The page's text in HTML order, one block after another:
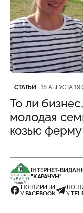
Категория
СТАТЬИ
Дата публикации
18 АВГУСТА
То ли
молодая
козью ферму
ІНТЕРНЕТ-
"КАРАЧУН"
ПОШИРИТИ
У FACEBOOK
У